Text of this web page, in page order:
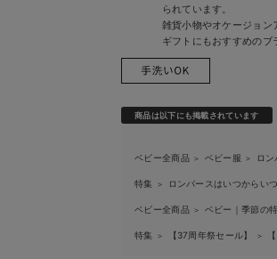
られています。
雑貨小物やオケージョン
ギフトにもおすすめのブ
商品は以下にも掲載されています
ベビー全商品 ＞ ベビー服 ＞ ロ
特集 ＞ ロンパースはいつからい
ベビー全商品 ＞ ベビー｜季節の
特集 ＞ 【37周年祭セール】 ＞